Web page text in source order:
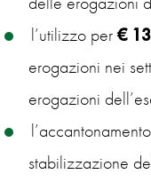
l’utilizzo per€
erogazioni nei
erogazioni
stabilizzazione